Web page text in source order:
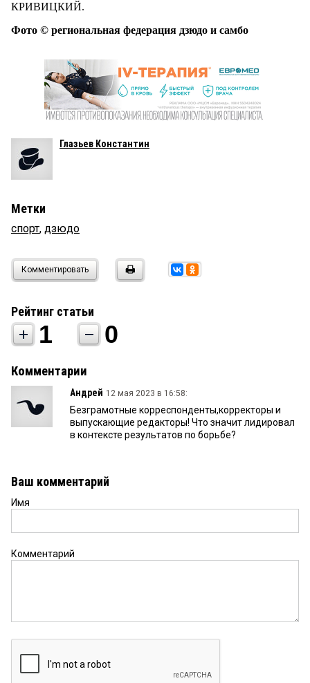
КРИВИЦКИЙ.
Фото © региональная федерация дзюдо и самбо
Глазьев Константин
Метки
спорт, дзюдо
Комментировать
Рейтинг статьи
1 0
Комментарии
Андрей 12 мая 2023 в 16:58:
Безграмотные корреспонденты,корректоры и
выпускающие редакторы! Что значит лидировал
в контексте результатов по борьбе?
Ваш комментарий
Имя
Комментарий